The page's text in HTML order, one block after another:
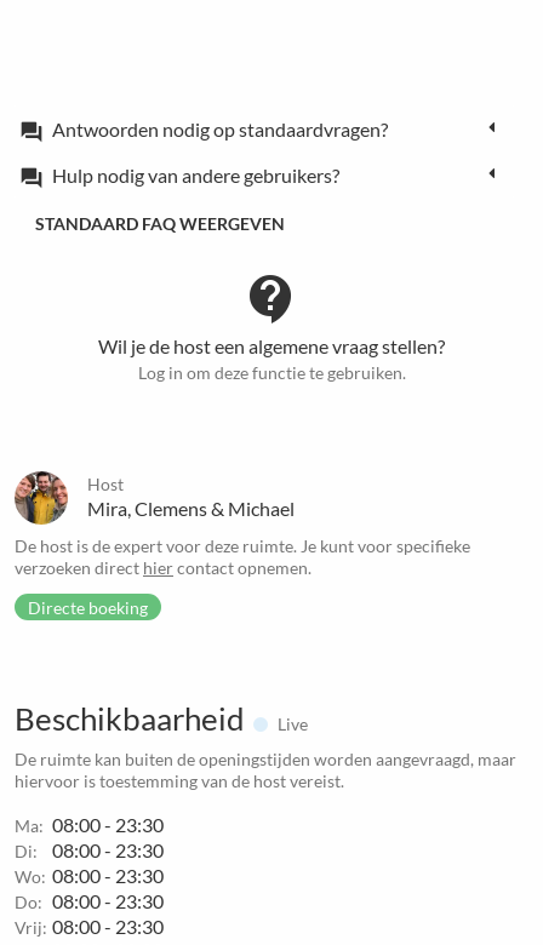
forum Antwoorden nodig op standaardvragen?
forum Hulp nodig van andere gebruikers?
STANDAARD FAQ WEERGEVEN
contact_support
Wil je de host een algemene vraag stellen?
Log in om deze functie te gebruiken.
Host
Mira, Clemens & Michael
De host is de expert voor deze ruimte. Je kunt voor specifieke
verzoeken direct hiercontact opnemen.
Directe boeking
Beschikbaarheid
Live
De ruimte kan buiten de openingstijden worden aangevraagd, maar
hiervoor is toestemming van de host vereist.
Ma: 08:00 - 23:30
Di: 08:00 - 23:30
Wo: 08:00 - 23:30
Do: 08:00 - 23:30
Vrij: 08:00 - 23:30